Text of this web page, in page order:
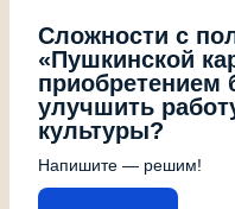
Сложности с
«Пушкинской
приобретением
улучшить
культуры?
Напишите — решим!